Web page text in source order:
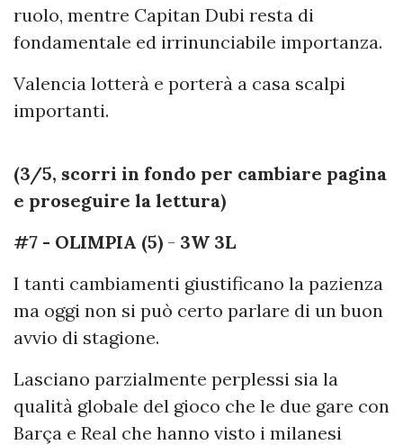
ruolo, mentre Capitan Dubi resta di
fondamentale ed irrinunciabile importanza.
Valencia lotterà e porterà a casa scalpi
importanti.
(3/5, scorri in fondo per cambiare pagina
e proseguire la lettura)
#7 - OLIMPIA (5) - 3W 3L
I tanti cambiamenti giustificano la pazienza
ma oggi non si può certo parlare di un buon
avvio di stagione.
Lasciano parzialmente perplessi sia la
qualità globale del gioco che le due gare con
Barça e Real che hanno visto i milanesi